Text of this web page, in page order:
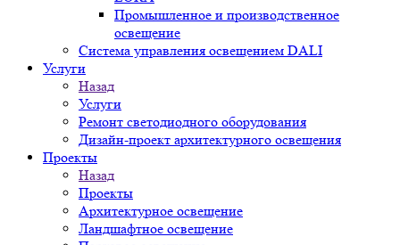
Промышленное и производственное
освещение
Система управления освещением DALI
Услуги
Назад
Услуги
Ремонт светодиодного оборудования
Дизайн-проект архитектурного освещения
Проекты
Назад
Проекты
Архитектурное освещение
Ландшафтное освещение